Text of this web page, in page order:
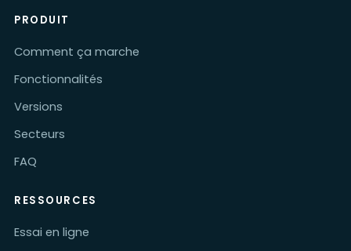
PRODUIT
Comment ça marche
Fonctionnalités
Versions
Secteurs
FAQ
RESSOURCES
Essai en ligne